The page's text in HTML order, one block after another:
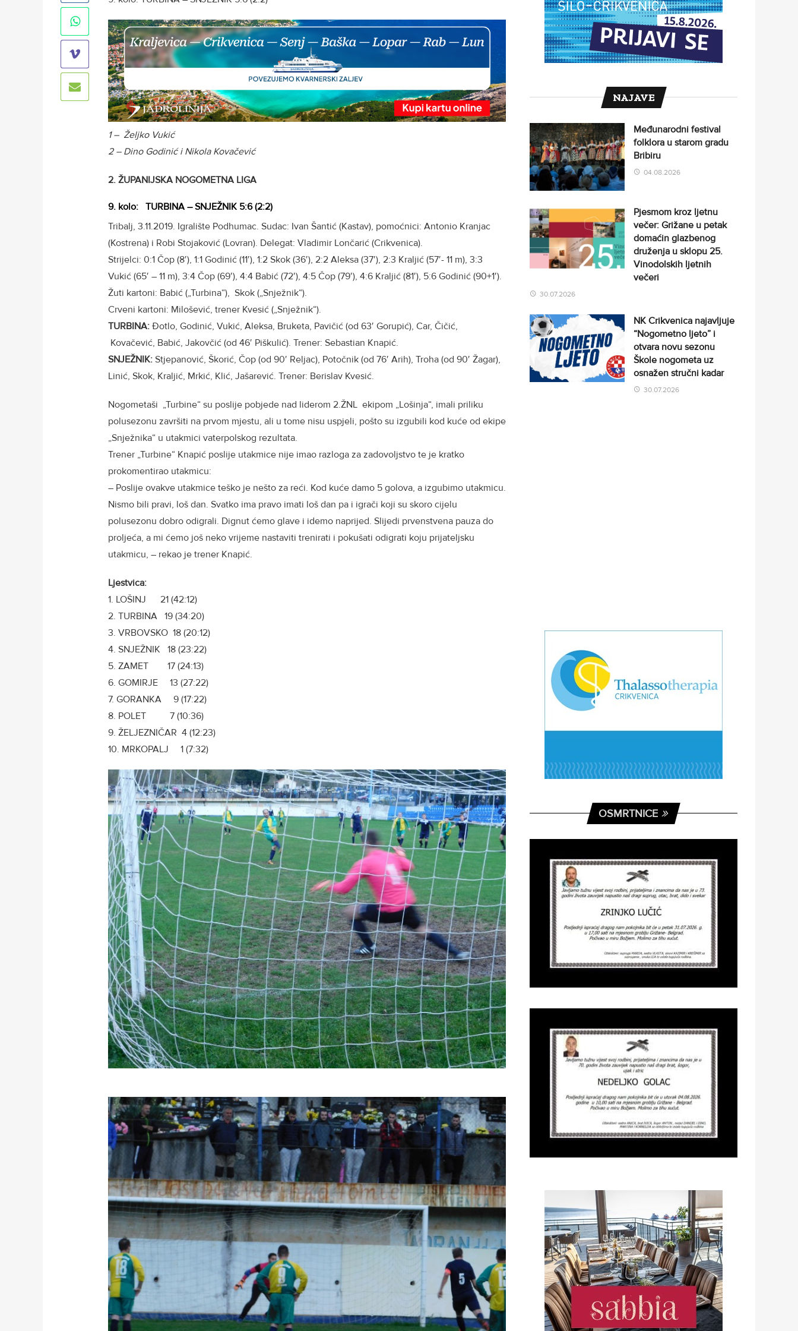
1 – Željko Vukić
2 – Dino Godinić i Nikola Kovačević
2. ŽUPANIJSKA NOGOMETNA LIGA
9. kolo: TURBINA – SNJEŽNIK 5:6 (2:2)
Tribalj, 3.11.2019. Igralište Podhumac. Sudac: Ivan Šantić (Kastav), pomoćnici: Antonio Kranjac
(Kostrena) i Robi Stojaković (Lovran). Delegat: Vladimir Lončarić (Crikvenica).
Strijelci: 0:1 Čop (8′), 1:1 Godinić (11′), 1:2 Skok (36′), 2:2 Aleksa (37′), 2:3 Kraljić (57′- 11 m), 3:3
Vukić (65′ – 11 m), 3:4 Čop (69′), 4:4 Babić (72′), 4:5 Čop (79′), 4:6 Kraljić (81′), 5:6 Godinić (90+1′).
Žuti kartoni: Babić („Turbina“), Skok („Snježnik“).
Crveni kartoni: Milošević, trener Kvesić („Snježnik“).
TURBINA: Đotlo, Godinić, Vukić, Aleksa, Bruketa, Pavičić (od 63′ Gorupić), Car, Čičić,
Kovačević, Babić, Jakovčić (od 46′ Piškulić). Trener: Sebastian Knapić.
SNJEŽNIK: Stjepanović, Škorić, Čop (od 90′ Reljac), Potočnik (od 76′ Arih), Troha (od 90′ Žagar),
Linić, Skok, Kraljić, Mrkić, Klić, Jašarević. Trener: Berislav Kvesić.
Nogometaši „Turbine“ su poslije pobjede nad liderom 2.ŽNL ekipom „Lošinja“, imali priliku
polusezonu završiti na prvom mjestu, ali u tome nisu uspjeli, pošto su izgubili kod kuće od ekipe
„Snježnika“ u utakmici vaterpolskog rezultata.
Trener „Turbine“ Knapić poslije utakmice nije imao razloga za zadovoljstvo te je kratko
prokomentirao utakmicu:
– Poslije ovakve utakmice teško je nešto za reći. Kod kuće damo 5 golova, a izgubimo utakmicu.
Nismo bili pravi, loš dan. Svatko ima pravo imati loš dan pa i igrači koji su skoro cijelu
polusezonu dobro odigrali. Dignut ćemo glave i idemo naprijed. Slijedi prvenstvena pauza do
proljeća, a mi ćemo još neko vrijeme nastaviti trenirati i pokušati odigrati koju prijateljsku
utakmicu, – rekao je trener Knapić.
Ljestvica:
1. LOŠINJ 21 (42:12)
2. TURBINA 19 (34:20)
3. VRBOVSKO 18 (20:12)
4. SNJEŽNIK 18 (23:22)
5. ZAMET 17 (24:13)
6. GOMIRJE 13 (27:22)
7. GORANKA 9 (17:22)
8. POLET 7 (10:36)
9. ŽELJEZNIČAR 4 (12:23)
10. MRKOPALJ 1 (7:32)
NAJAVE
Međunarodni festival
folklora u starom gradu
Bribiru
04.08.2026
Pjesmom kroz ljetnu
večer: Grižane u petak
domaćin glazbenog
druženja u sklopu 25.
Vinodolskih ljetnih
večeri
30.07.2026
NK Crikvenica najavljuje
“Nogometno ljeto” i
otvara novu sezonu
Škole nogometa uz
osnažen stručni kadar
30.07.2026
OSMRTNICE